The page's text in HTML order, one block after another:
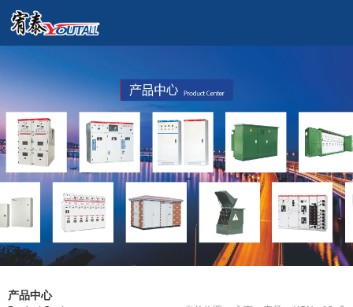
产品中心
Product Center
当前位置： 主页 产品 > XGN□-12 式固定交流金属封闭开关设备
产品中心